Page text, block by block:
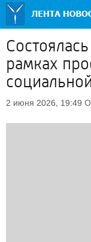
рамках
2 июня 2026, 19:49